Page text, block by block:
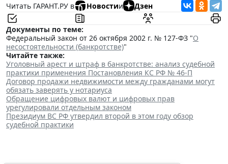
Читать ГАРАНТ.РУ в
Новостии Дзен
Документы по теме:
Федеральный закон от 26 октября 2002 г. № 127-ФЗ "О
несостоятельности (банкротстве)"
Читайте также:
Уголовный арест и штраф в банкротстве: анализ судебной
практики применения Постановления КС РФ № 46-П
Договор продажи недвижимости между гражданами могут
обязать заверять у нотариуса
Обращение цифровых валют и цифровых прав
урегулировали отдельным законом
Президиум ВС РФ утвердил второй в этом году обзор
судебной практики